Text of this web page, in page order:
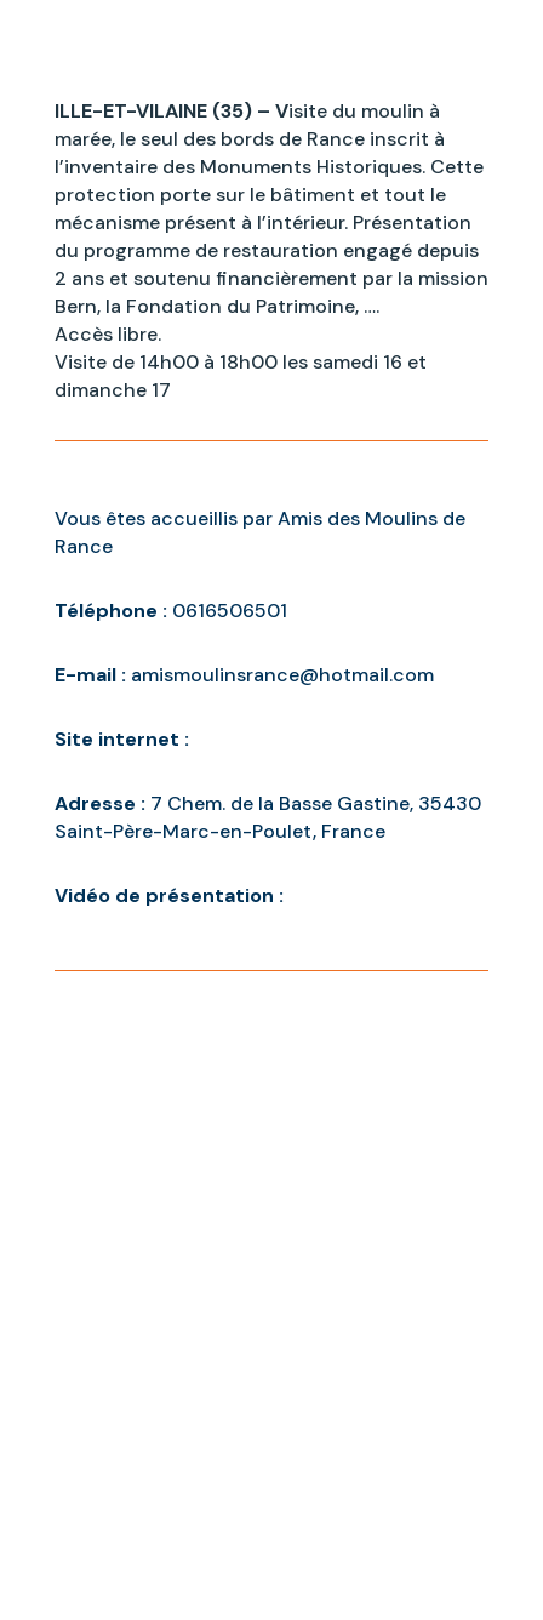
ILLE-ET-VILAINE (35) – Visite du moulin à
marée, le seul des bords de Rance inscrit à
l’inventaire des Monuments Historiques. Cette
protection porte sur le bâtiment et tout le
mécanisme présent à l’intérieur. Présentation
du programme de restauration engagé depuis
2 ans et soutenu financièrement par la mission
Bern, la Fondation du Patrimoine, ….
Accès libre.
Visite de 14h00 à 18h00 les samedi 16 et
dimanche 17
Vous êtes accueillis par Amis des Moulins de
Rance
Téléphone : 0616506501
E-mail : amismoulinsrance@hotmail.com
Site internet :
Adresse : 7 Chem. de la Basse Gastine, 35430
Saint-Père-Marc-en-Poulet, France
Vidéo de présentation :